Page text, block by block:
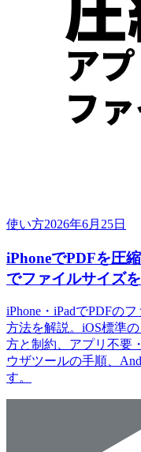
使い方2026年6月25日
iPhoneでPDFを圧
でファイルサイズ
iPhone・iPadでPDFの
方法を解説。iOS標準
方と制約、アプリ不要
ウザツールの手順、
す。